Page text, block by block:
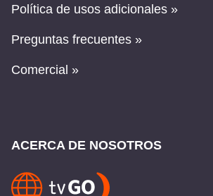
Política de usos adicionales »
Preguntas frecuentes »
Comercial »
ACERCA DE NOSOTROS